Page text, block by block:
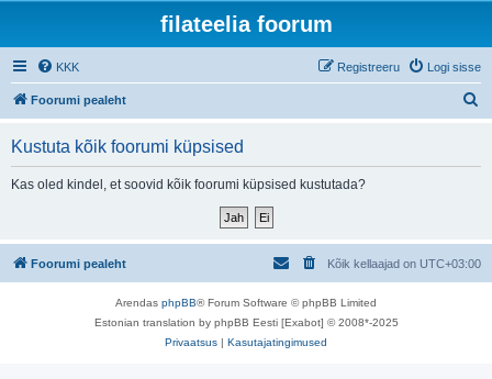
filateelia foorum
KKK Logi sisse
Registreeru
Foorumi pealeht
Kustuta kõik foorumi küpsised
Kas oled kindel, et soovid kõik foorumi küpsised kustutada?
Foorumi pealeht Kõik kellaajad on UTC+03:00
Arendas phpBB® Forum Software © phpBB Limited
Estonian translation by phpBB Eesti [Exabot] © 2008*-2025
Privaatsus | Kasutajatingimused